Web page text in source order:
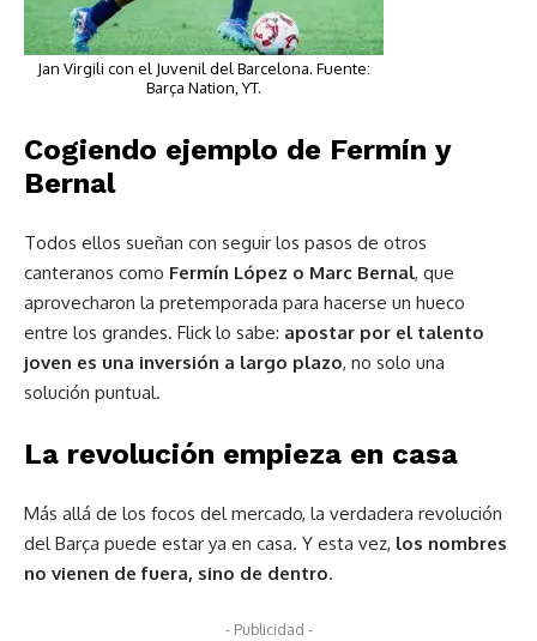
Jan Virgili con el Juvenil del Barcelona. Fuente:
Barça Nation, YT.
Cogiendo ejemplo de Fermín y
Bernal
Todos ellos sueñan con seguir los pasos de otros
canteranos como Fermín López o Marc Bernal, que
aprovecharon la pretemporada para hacerse un hueco
entre los grandes. Flick lo sabe: apostar por el talento
joven es una inversión a largo plazo, no solo una
solución puntual.
La revolución empieza en casa
Más allá de los focos del mercado, la verdadera revolución
del Barça puede estar ya en casa. Y esta vez, los nombres
no vienen de fuera, sino de dentro.
- Publicidad -